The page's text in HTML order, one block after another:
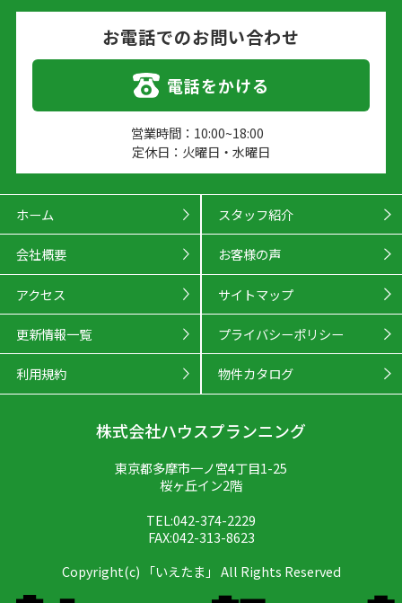
お電話でのお問い合わせ
電話をかける
営業時間：10:00~18:00
定休日：火曜日・水曜日
ホーム スタッフ紹介
会社概要 お客様の声
アクセス サイトマップ
更新情報一覧 プライバシーポリシー
利用規約 物件カタログ
株式会社ハウスプランニング
東京都多摩市一ノ宮4丁目1-25
桜ヶ丘イン2階
TEL:042-374-2229
FAX:042-313-8623
Copyright(c) 「いえたま」 All Rights Reserved